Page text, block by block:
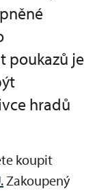
poukazů je
hradů
koupit
Zakoupený